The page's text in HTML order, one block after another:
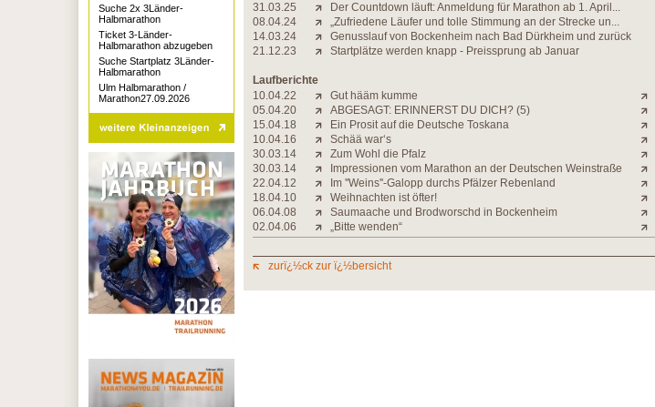
31.03.25
Der Countdown läuft: Anmeldung für Marathon ab 1. April...
08.04.24
„Zufriedene Läufer und tolle Stimmung an der Strecke un...
14.03.24
Genusslauf von Bockenheim nach Bad Dürkheim und zurück
21.12.23
Startplätze werden knapp - Preissprung ab Januar
Laufberichte
10.04.22
Gut hääm kumme
05.04.20
ABGESAGT: ERINNERST DU DICH? (5)
15.04.18
Ein Prosit auf die Deutsche Toskana
10.04.16
Schää war‘s
30.03.14
Zum Wohl die Pfalz
30.03.14
Impressionen vom Marathon an der Deutschen Weinstraße
22.04.12
Im ''Weins''-Galopp durchs Pfälzer Rebenland
18.04.10
Weihnachten ist öfter!
06.04.08
Saumaache und Brodworschd in Bockenheim
02.04.06
„Bitte wenden“
zurï¿½ck zur ï¿½bersicht
Suche 2x 3Länder-
Halbmarathon
Ticket 3-Länder-
Halbmarathon abzugeben
Suche Startplatz 3Länder-
Halbmarathon
Ulm Halbmarathon /
Marathon27.09.2026